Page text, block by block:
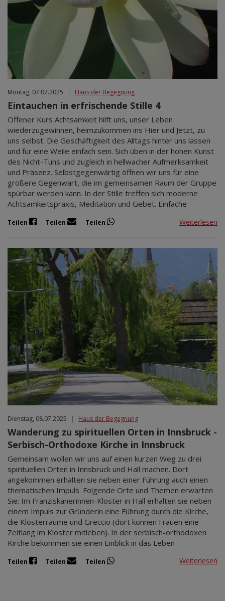
Montag, 07.07.2025 | Haus der Begegnung
Eintauchen in erfrischende Stille 4
Offener Kurs Achtsamkeit hilft uns, unser Leben
wiederzugewinnen, heimzukommen ins Hier und Jetzt, zu
uns selbst. Die Geschäftigkeit des Alltags hinter uns lassen
und für eine Weile einfach sein. Sich üben in der hohen Kunst
des Nicht-Tuns und zugleich in hellwacher Aufmerksamkeit
und Präsenz. Selbstgegenwärtig öffnen wir uns für eine
größere Gegenwart, die im gemeinsamen Raum der Gruppe
spürbar werden kann. In der Stille treffen sich moderne
Achtsamkeitspraxis, Meditation und Gebet. Einfache
Teilen Teilen Teilen Weiterlesen
Dienstag, 08.07.2025 | Haus der Begegnung
Wanderung zu spirituellen Orten in Innsbruck -
Serbisch-Orthodoxe Kirche in Innsbruck
Gemeinsam wollen wir uns auf einen kurzen Weg zu drei
spirituellen Orten in Innsbruck und Hall machen. Dort
angekommen erhalten sie neben einer Führung auch einen
thematischen Impuls. Folgende Orte und Themen erwarten
Sie: Im Franziskanerinnen-Kloster in Hall erhalten sie neben
einem Impuls zur Gründerin eine Führung durch die Kirche,
die Klosterräume und Greccio (dort können Frauen eine
Zeitlang im Kloster mitleben). In der serbisch-orthodoxen
Kirche bekommen sie einen Einblick in das Leben
Teilen Teilen Teilen Weiterlesen